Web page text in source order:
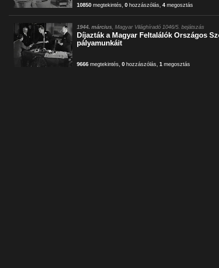
10850 megtekintés ,0 hozzászólás ,4 megosztás
1944. március , Magyar Világhíradó 1046/5. bejátszás
Díjazták a Magyar Feltalálók Országos
pályamunkáit
9666 megtekintés ,0 hozzászólás ,1 megosztás